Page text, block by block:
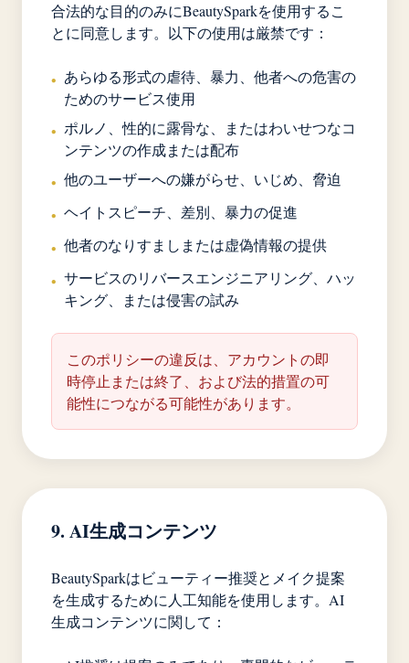
合法的な目的のみにBeautySparkを使用するこ
とに同意します。以下の使用は厳禁です：
• あらゆる形式の虐待、暴力、他者への危害の
ためのサービス使用
• ポルノ、性的に露骨な、またはわいせつなコ
ンテンツの作成または配布
• 他のユーザーへの嫌がらせ、いじめ、脅迫
• ヘイトスピーチ、差別、暴力の促進
• 他者のなりすましまたは虚偽情報の提供
• サービスのリバースエンジニアリング、ハッ
キング、または侵害の試み
このポリシーの違反は、アカウントの即
時停止または終了、および法的措置の可
能性につながる可能性があります。
9. AI生成コンテンツ
BeautySparkはビューティー推奨とメイク提案
を生成するために人工知能を使用します。AI
生成コンテンツに関して：